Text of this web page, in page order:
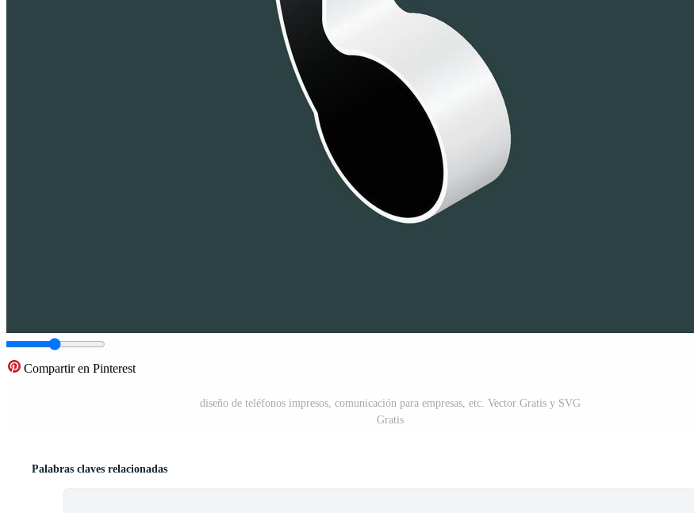
Compartir en Pinterest
diseño de teléfonos impresos, comunicación para empresas, etc. Vector Gratis y SVG
Gratis
Palabras claves relacionadas